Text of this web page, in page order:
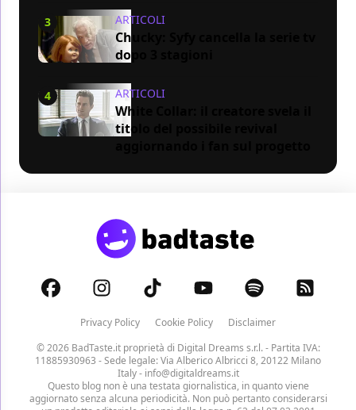
3 ARTICOLI
Chucky: Syfy cancella la serie tv
dopo 3 stagioni
4 ARTICOLI
White Collar: il creatore svela il
titolo del possibile revival
Privacy Policy Cookie Policy
Disclaimer
© 2026 BadTaste.it proprietà di Digital Dreams s.r.l.- Partita IVA:
11885930963 - Sede legale: Via Alberico Albricci 8, 20122 Milano
Italy - info@digitaldreams.it
Questo blog non è una testata giornalistica, in quanto viene
aggiornato senza alcuna periodicità. Non può pertanto considerarsi